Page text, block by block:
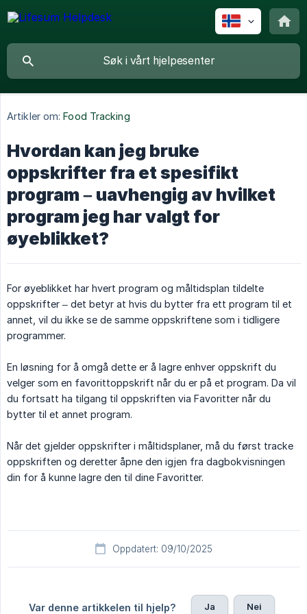
Artikler om: Food Tracking
Hvordan kan jeg bruke
oppskrifter fra et spesifikt
program – uavhengig av hvilket
program jeg har valgt for
øyeblikket?
For øyeblikket har hvert program og måltidsplan tildelte
oppskrifter – det betyr at hvis du bytter fra ett program til et
annet, vil du ikke se de samme oppskriftene som i tidligere
programmer.
En løsning for å omgå dette er å lagre enhver oppskrift du
velger som en favorittoppskrift når du er på et program. Da vil
du fortsatt ha tilgang til oppskriften via Favoritter når du
bytter til et annet program.
Når det gjelder oppskrifter i måltidsplaner, må du først tracke
oppskriften og deretter åpne den igjen fra dagbokvisningen
din for å kunne lagre den til dine Favoritter.
Oppdatert: 09/10/2025
Var denne artikkelen til hjelp? Ja Nei